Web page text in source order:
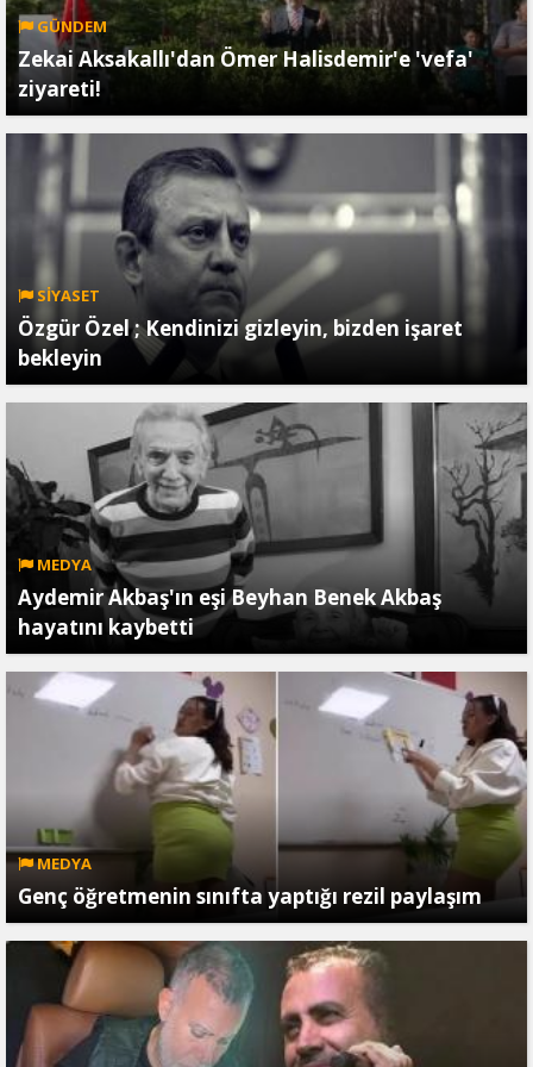
GÜNDEM
Zekai Aksakallı'dan Ömer Halisdemir'e 'vefa'
ziyareti!
SİYASET
Özgür Özel ; Kendinizi gizleyin, bizden işaret
bekleyin
MEDYA
Aydemir Akbaş'ın eşi Beyhan Benek Akbaş
hayatını kaybetti
MEDYA
Genç öğretmenin sınıfta yaptığı rezil paylaşım